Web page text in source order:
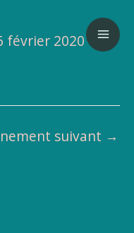
février 2020
suivant →